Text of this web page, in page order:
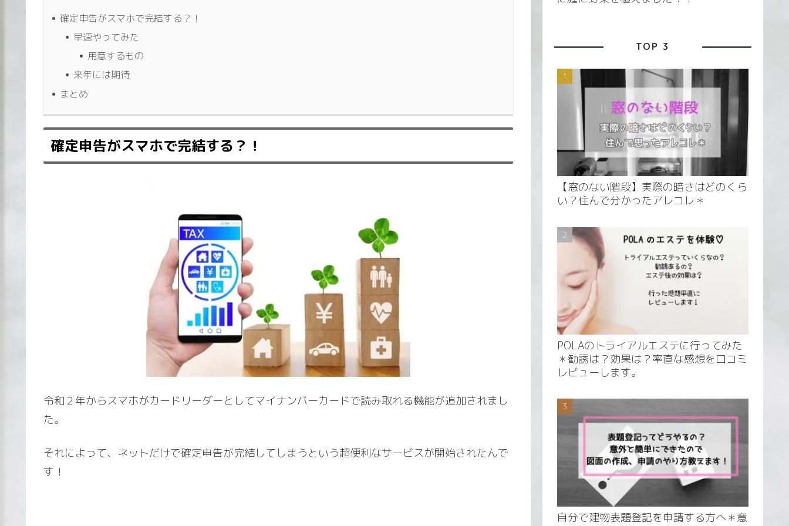
確定申告がスマホで完結する？！
早速やってみた
用意するもの
来年には期待
まとめ
確定申告がスマホで完結する？！
令和２年からスマホがカードリーダーとしてマイナンバーカードで読み取れる機能が追加されまし
た。
それによって、ネットだけで確定申告が完結してしまうという超便利なサービスが開始されたんで
す！
TOP 3
【窓のない階段】実際の暗さはどのくら
い？住んで分かったアレコレ＊
POLAのトライアルエステに行ってみた
＊勧誘は？効果は？率直な感想を口コミ
レビューします。
自分で建物表題登記を申請する方へ＊意